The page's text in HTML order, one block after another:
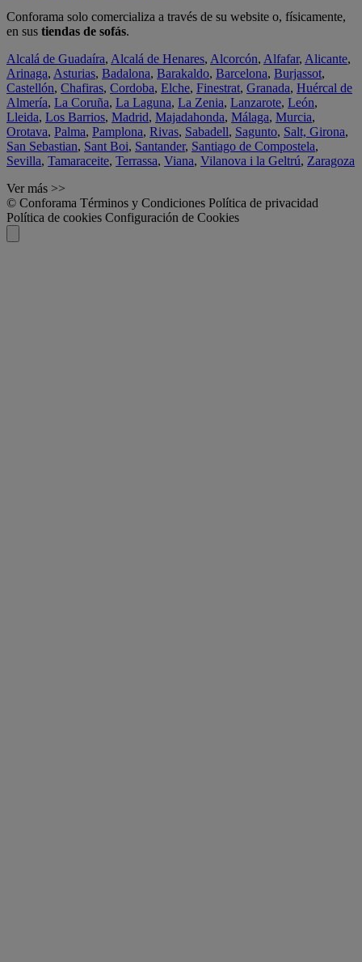
Conforama solo comercializa a través de su website o, físicamente,
en sus tiendas de sofás.
Alcalá de Guadaíra, Alcalá de Henares, Alcorcón, Alfafar, Alicante,
Arinaga, Asturias, Badalona, Barakaldo, Barcelona, Burjassot,
Castellón, Chafiras, Cordoba, Elche, Finestrat, Granada, Huércal de
Almería, La Coruña, La Laguna, La Zenia, Lanzarote, León,
Lleida, Los Barrios, Madrid, Majadahonda, Málaga, Murcia,
Orotava, Palma, Pamplona, Rivas, Sabadell, Sagunto, Salt, Girona,
San Sebastian, Sant Boi, Santander, Santiago de Compostela,
Sevilla, Tamaraceite, Terrassa, Viana, Vilanova i la Geltrú, Zaragoza
Ver más >>
© Conforama Términos y Condiciones Política de privacidad
Política de cookies Configuración de Cookies